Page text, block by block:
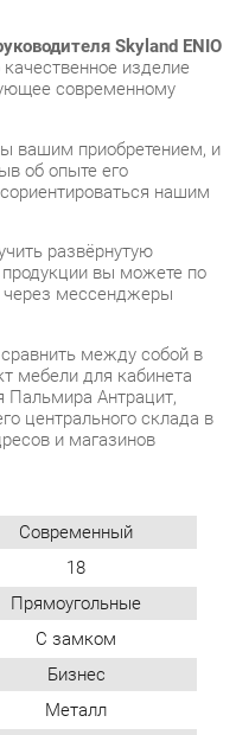
приобретением, и
об опыте его
нашим
развёрнутую
вы можете по
мессенджеры
между собой в
для кабинета
Антрацит,
центрального склада в
и магазинов
Современный
18
Бизнес
Металл
пальмира/антрацит
своим мнением.